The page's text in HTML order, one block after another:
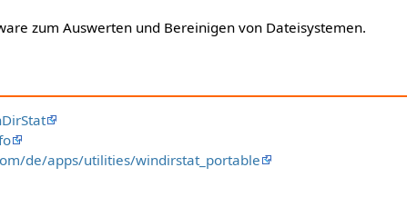
zum Auswerten und Bereinigen von Dateisystemen.
de/apps/utilities/windirstat_portable